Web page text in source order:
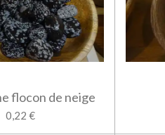
flocon de neige
0,22 €